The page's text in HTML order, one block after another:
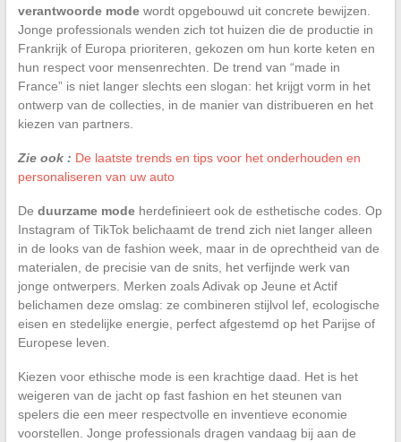
verantwoorde modewordt opgebouwd uit concrete bewijzen.
Jonge professionals wenden zich tot huizen die de productie in
Frankrijk of Europa prioriteren, gekozen om hun korte keten en
hun respect voor mensenrechten. De trend van “made in
France” is niet langer slechts een slogan: het krijgt vorm in het
ontwerp van de collecties, in de manier van distribueren en het
kiezen van partners.
Zie ook : De laatste trends en tips voor het onderhouden en
personaliseren van uw auto
De duurzame modeherdefinieert ook de esthetische codes. Op
Instagram of TikTok belichaamt de trend zich niet langer alleen
in de looks van de fashion week, maar in de oprechtheid van de
materialen, de precisie van de snits, het verfijnde werk van
jonge ontwerpers. Merken zoals Adivak op Jeune et Actif
belichamen deze omslag: ze combineren stijlvol lef, ecologische
eisen en stedelijke energie, perfect afgestemd op het Parijse of
Europese leven.
Kiezen voor ethische mode is een krachtige daad. Het is het
weigeren van de jacht op fast fashion en het steunen van
spelers die een meer respectvolle en inventieve economie
voorstellen. Jonge professionals dragen vandaag bij aan de